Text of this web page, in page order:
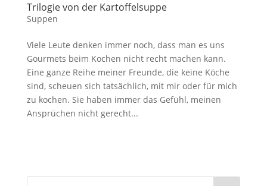
Trilogie von der Kartoffelsuppe
Suppen
Viele Leute denken immer noch, dass man es uns
Gourmets beim Kochen nicht recht machen kann.
Eine ganze Reihe meiner Freunde, die keine Köche
sind, scheuen sich tatsächlich, mit mir oder für mich
zu kochen. Sie haben immer das Gefühl, meinen
Ansprüchen nicht gerecht...